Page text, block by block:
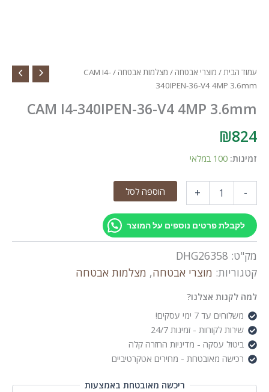
עמוד הבית/ מוצרי אבטחה / מצלמות אבטחה
/ CAM I4-
340IPEN-36-V4 4MP 3.6mm
CAM I4-340IPEN-36-V4 4MP 3.6mm
₪824
זמינות: 100 במלאי
-
I4-
340IPEN-
V4
4MP
3.6mm
+ הוספה לסל
לקבלת פרטים נוספים על המוצר
מק"ט: DHG26358
קטגוריות: מוצרי אבטחה, מצלמות אבטחה
למה לקנות אצלנו?
משלוחים עד 7 ימי עסקים!
שירות לקוחות - זמינות 24/7
ביטול עסקה - מדיניות החזרה קלה
רכישה מאובטחת - מחירים אטקרטיביים
ריכשה מאובטחת באמצעות